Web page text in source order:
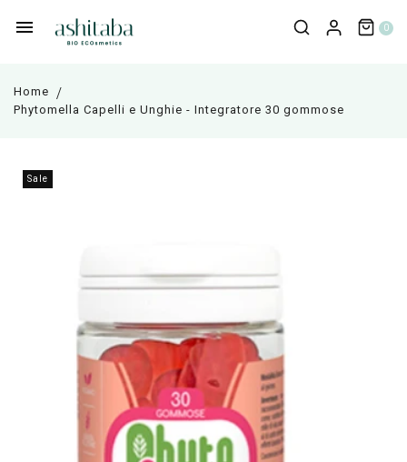
0
Home
Phytomella Capelli e Unghie - Integratore 30 gommose
Sale